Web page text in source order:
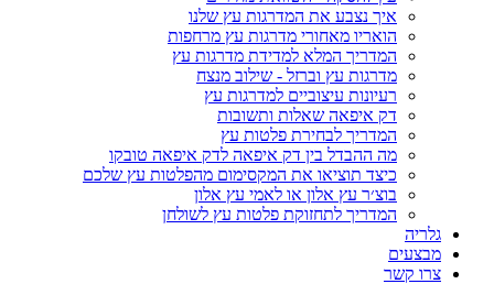
איך נצבע את המדרגות עץ שלנו
הואריו מאחורי מדרגות עץ מרחפות
המדריך המלא למדידת מדרגות עץ
מדרגות עץ וברזל - שילוב מנצח
רעיונות עיצוביים למדרגות עץ
דק איפאה שאלות ותשובות
המדריך לבחירת פלטות עץ
מה ההבדל בין דק איפאה לדק איפאה טובקו
כיצד תוציאו את המקסימום מהפלטות עץ שלכם
בוצ׳ר עץ אלון או לאמי עץ אלון
המדריך לתחזוקת פלטות עץ לשולחן
גלריה
מבצעים
צרו קשר